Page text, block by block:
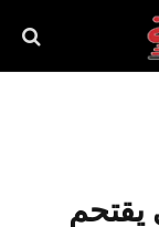
يقتحم